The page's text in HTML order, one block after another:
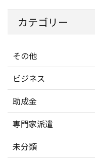
カテゴリー
その他
ビジネス
助成金
専門家派遣
未分類